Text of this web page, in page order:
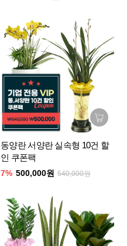
동양란 서양란 실속형 10건 할
인 쿠폰팩
7% 500,000원 540,000원